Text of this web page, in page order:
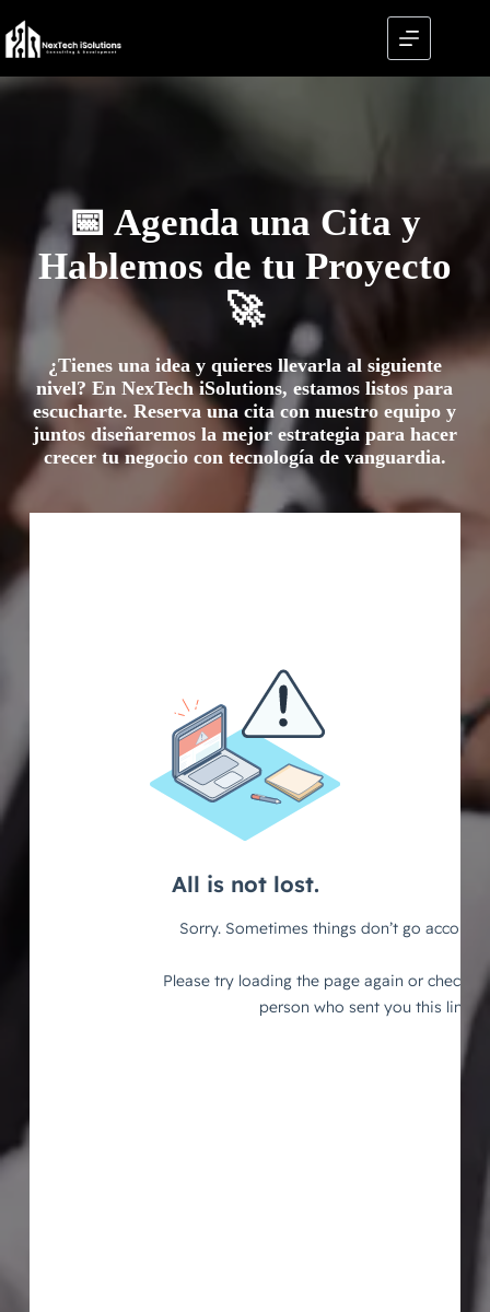
al
contenido
📅 Agenda una Cita y
Hablemos de tu Proyecto
🚀
¿Tienes una idea y quieres llevarla al siguiente
nivel? En NexTech iSolutions, estamos listos para
escucharte. Reserva una cita con nuestro equipo y
juntos diseñaremos la mejor estrategia para hacer
crecer tu negocio con tecnología de vanguardia.